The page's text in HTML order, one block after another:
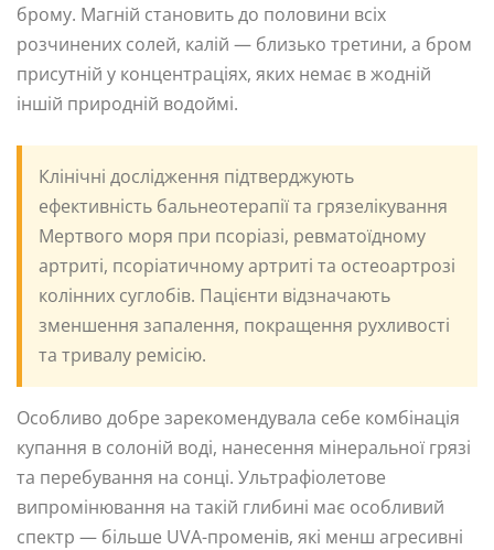
брому. Магній становить до половини всіх
розчинених солей, калій — близько третини, а бром
присутній у концентраціях, яких немає в жодній
іншій природній водоймі.
Клінічні дослідження підтверджують
ефективність бальнеотерапії та грязелікування
Мертвого моря при псоріазі, ревматоїдному
артриті, псоріатичному артриті та остеоартрозі
колінних суглобів. Пацієнти відзначають
зменшення запалення, покращення рухливості
та тривалу ремісію.
Особливо добре зарекомендувала себе комбінація
купання в солоній воді, нанесення мінеральної грязі
та перебування на сонці. Ультрафіолетове
випромінювання на такій глибині має особливий
спектр — більше UVA-променів, які менш агресивні